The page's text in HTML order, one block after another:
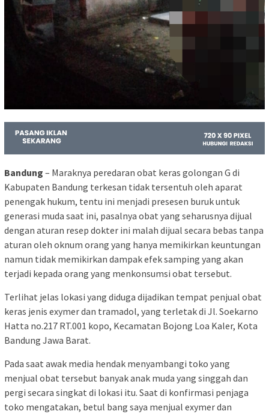
Bandung – Maraknya peredaran obat keras golongan G di
Kabupaten Bandung terkesan tidak tersentuh oleh aparat
penengak hukum, tentu ini menjadi presesen buruk untuk
generasi muda saat ini, pasalnya obat yang seharusnya dijual
dengan aturan resep dokter ini malah dijual secara bebas tanpa
aturan oleh oknum orang yang hanya memikirkan keuntungan
namun tidak memikirkan dampak efek samping yang akan
terjadi kepada orang yang menkonsumsi obat tersebut.
Terlihat jelas lokasi yang diduga dijadikan tempat penjual obat
keras jenis exymer dan tramadol, yang terletak di Jl. Soekarno
Hatta no.217 RT.001 kopo, Kecamatan Bojong Loa Kaler, Kota
Bandung Jawa Barat.
Pada saat awak media hendak menyambangi toko yang
menjual obat tersebut banyak anak muda yang singgah dan
pergi secara singkat di lokasi itu. Saat di konfirmasi penjaga
toko mengatakan, betul bang saya menjual exymer dan